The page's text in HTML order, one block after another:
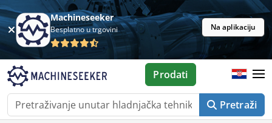
Machineseeker
Besplatno u trgovini Na aplikaciju
Pretraži
Prodati